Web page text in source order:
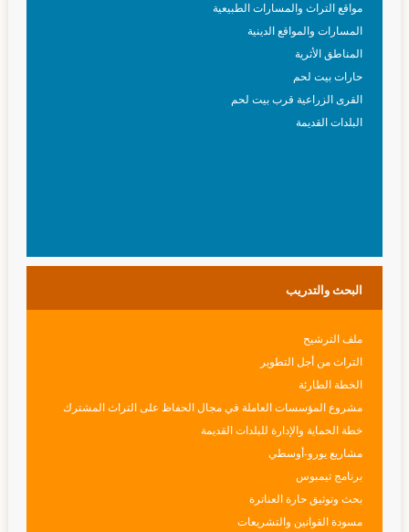
مواقع التراث والمسارات الطبيعية
المسارات والمواقع الدينية
المناطق الأثرية
حارات بيت لحم
القرى الزراعية قرب بيت لحم
البلدات القديمة
البحث والتدريب
ملف الترشيح
التراث من أجل التطوير
الخطة الطارئة
مشروع المؤسسات العاملة في مجال الحفاظ على التراث المشترك
خطة الحماية والإدارة للبلدات القديمة
مشاريع يورو-أوسطي
برنامج تيمبوس
بحث وتوثيق حارة العناترة
مسودة القوانين والتشريعات